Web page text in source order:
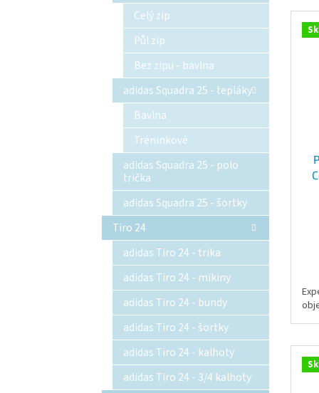
Celý zip
Půl zip
Bez zipu - bavlna
adidas Squadra 25 - tepláky
Bavlna
Tréninkové
adidas Squadra 25 - polo
trička
adidas Squadra 25 - šortky
Tiro 24
adidas Tiro 24 - trika
adidas Tiro 24 - mikiny
adidas Tiro 24 - bundy
adidas Tiro 24 - šortky
adidas Tiro 24 - kalhoty
adidas Tiro 24 - 3/4 kalhoty